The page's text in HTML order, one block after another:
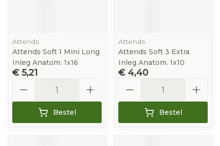
Attends
Attends Soft 1 Mini Long
Inleg Anatom. 1x16
€ 5,21
Bestel
Attends
Attends Soft 3 Extra
Inleg Anatom. 1x10
€ 4,40
Bestel